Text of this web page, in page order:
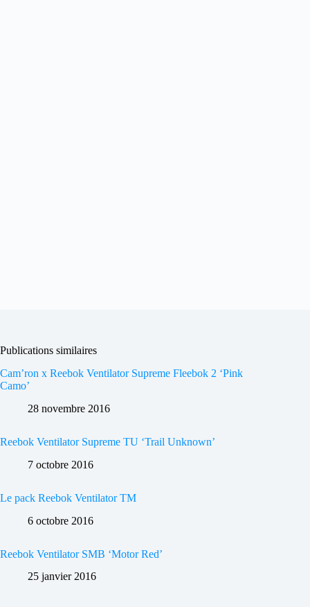
Publications similaires
Cam’ron x Reebok Ventilator Supreme Fleebok 2 ‘Pink
Camo’
28 novembre 2016
Reebok Ventilator Supreme TU ‘Trail Unknown’
7 octobre 2016
Le pack Reebok Ventilator TM
6 octobre 2016
Reebok Ventilator SMB ‘Motor Red’
25 janvier 2016